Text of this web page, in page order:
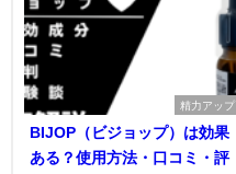
精力アップ
BIJOP（ビジョップ）は効果
ある？使用方法・口コミ・評